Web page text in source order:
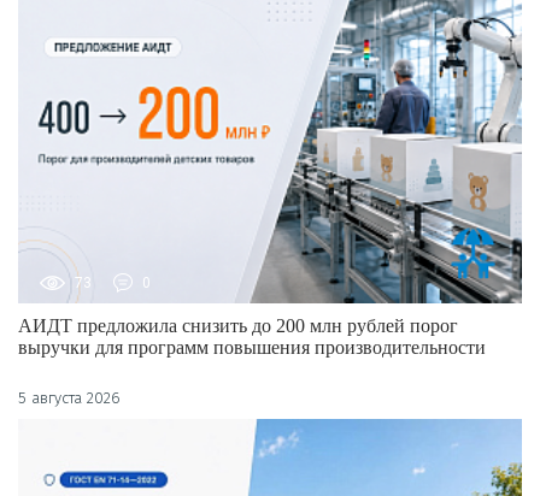
73 0
АИДТ предложила снизить до 200 млн рублей порог
выручки для программ повышения производительности
5 августа 2026